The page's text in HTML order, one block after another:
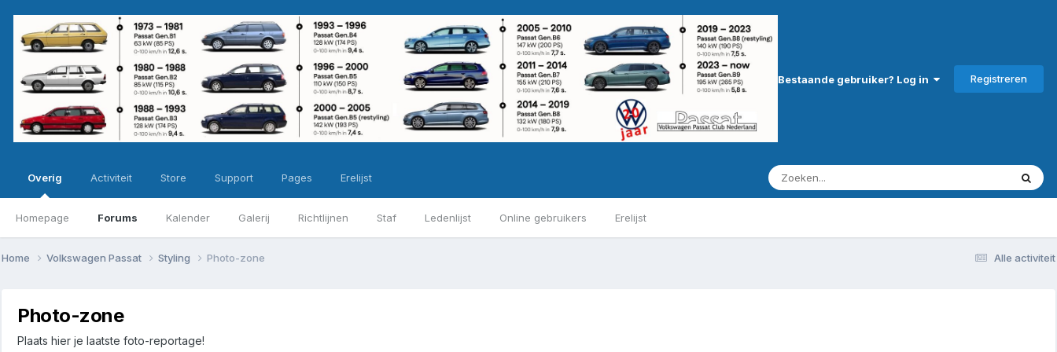
Bestaande gebruiker? Log in Registreren
Overig
Homepage Forums Kalender Galerij Richtlijnen Staf Ledenlijst Online gebruikers Erelijst
Activiteit Store Support Pages Erelijst
Alle activiteit
Home Volkswagen Passat Styling Photo-zone
Photo-zone
Plaats hier je laatste foto-reportage!